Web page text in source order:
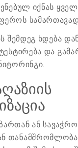
იქნას
სამართავად
შემდეგ ხდება
და
ან სავაჭრო
თანამშრომლობა